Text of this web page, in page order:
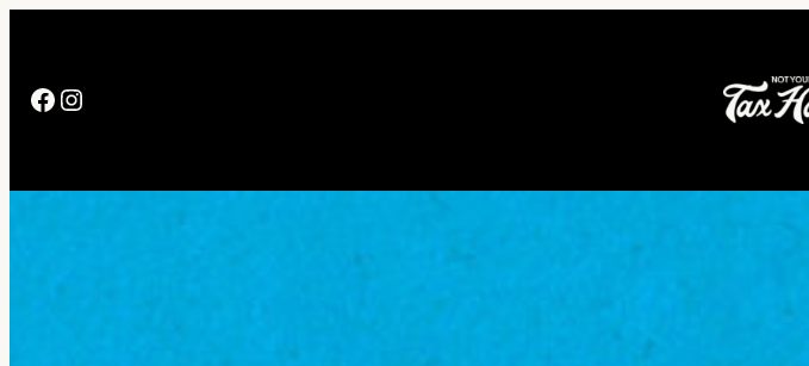
https://www.facebook.com/PuertoRicoNoSeVende
https://www.instagram.com/prnosevende/